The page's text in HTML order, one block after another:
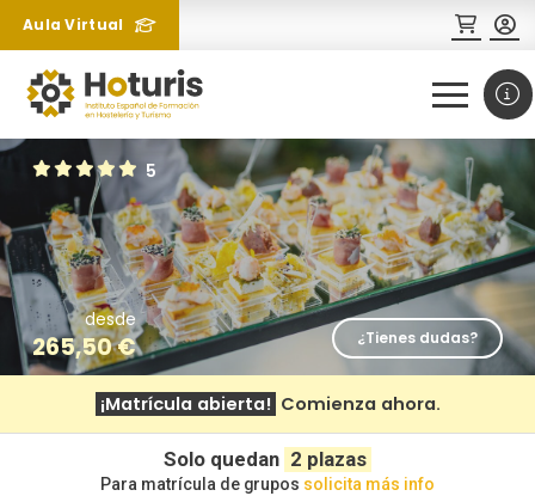
Aula Virtual
5
desde
265,50€ ¿Tienes dudas?
¡Matrícula abierta! Comienza ahora.
Solo quedan 2 plazas
Para matrícula de grupos solicita más info
¿Necesitas más información
sobre un curso?